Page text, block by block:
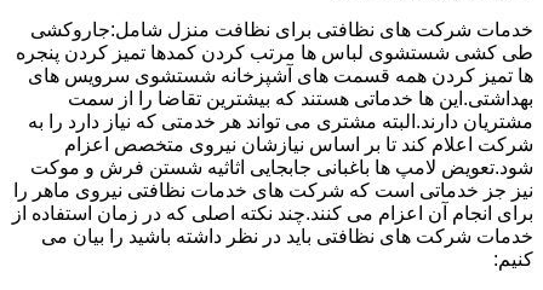
خدمات شرکت های نظافتی برای نظافت منزل شامل:جاروکشی
طی کشی شستشوی لباس ها مرتب کردن کمدها تمیز کردن پنجره
ها تمیز کردن همه قسمت های آشپزخانه شستشوی سرویس های
بهداشتی.این ها خدماتی هستند که بیشترین تقاضا را از سمت
مشتریان دارند.البته مشتری می تواند هر خدمتی که نیاز دارد را به
شرکت اعلام کند تا بر اساس نیازشان نیروی متخصص اعزام
شود.تعویض لامپ ها باغبانی جابجایی اثاثیه شستن فرش و موکت
نیز جز خدماتی است که شرکت های خدمات نظافتی نیروی ماهر را
برای انجام آن اعزام می کنند.چند نکته اصلی که در زمان استفاده از
خدمات شرکت های نظافتی باید در نظر داشته باشید را بیان می
کنیم: